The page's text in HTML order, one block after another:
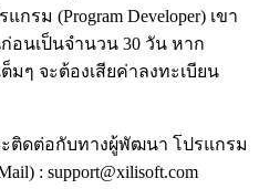
กรม (Program Developer) เขา
นเป็นจำนวน 30 วัน หาก
มๆ จะต้องเสียค่าลงทะเบียน
ติดต่อกับทางผู้พัฒนา โปรแกรม
: support@xilisoft.com